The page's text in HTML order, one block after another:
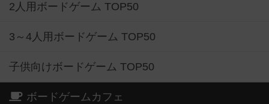
2人用ボードゲーム TOP50
3～4人用ボードゲーム TOP50
子供向けボードゲーム TOP50
ボードゲームカフェ